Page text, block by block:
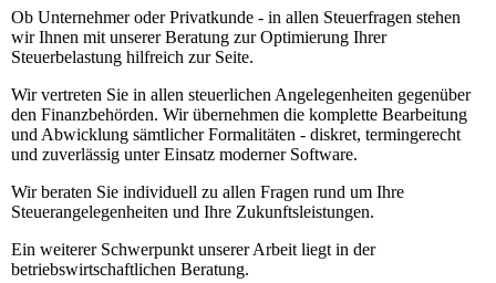
Ob Unternehmer oder Privatkunde - in allen Steuerfragen stehen
wir Ihnen mit unserer Beratung zur Optimierung Ihrer
Steuerbelastung hilfreich zur Seite.
Wir vertreten Sie in allen steuerlichen Angelegenheiten gegenüber
den Finanzbehörden. Wir übernehmen die komplette Bearbeitung
und Abwicklung sämtlicher Formalitäten - diskret, termingerecht
und zuverlässig unter Einsatz moderner Software.
Wir beraten Sie individuell zu allen Fragen rund um Ihre
Steuerangelegenheiten und Ihre Zukunftsleistungen.
Ein weiterer Schwerpunkt unserer Arbeit liegt in der
betriebswirtschaftlichen Beratung.